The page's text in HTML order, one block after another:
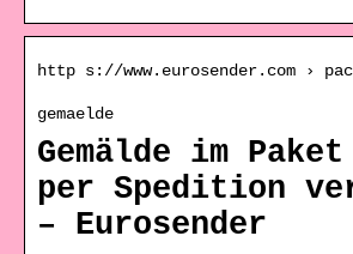
http s://www.eurosender.com ›
gemaelde
Gemälde im
per Spedition
– Eurosender